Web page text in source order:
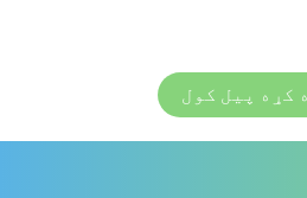
کړه پیل کول